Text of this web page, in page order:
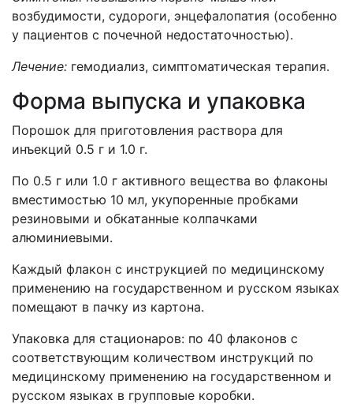
возбудимости, судороги, энцефалопатия (особенно
у пациентов с почечной недостаточностью).
Лечение: гемодиализ, симптоматическая терапия.
Форма выпуска и упаковка
Порошок для приготовления раствора для
инъекций 0.5 г и 1.0 г.
По 0.5 г или 1.0 г активного вещества во флаконы
вместимостью 10 мл, укупоренные пробками
резиновыми и обкатанные колпачками
алюминиевыми.
Каждый флакон с инструкцией по медицинскому
применению на государственном и русском языках
помещают в пачку из картона.
Упаковка для стационаров: по 40 флаконов с
соответствующим количеством инструкций по
медицинскому применению на государственном и
русском языках в групповые коробки.